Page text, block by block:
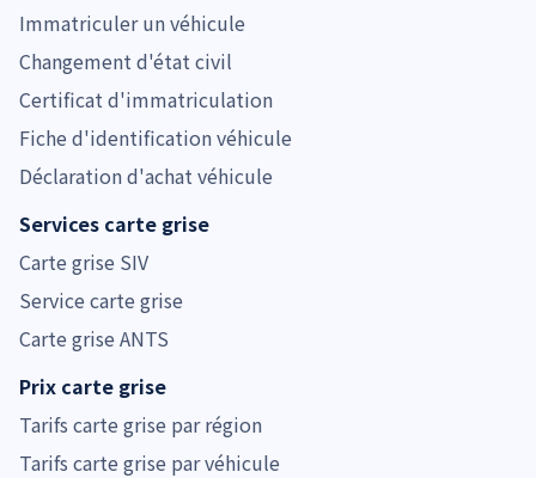
Immatriculer un véhicule
Changement d'état civil
Certificat d'immatriculation
Fiche d'identification véhicule
Déclaration d'achat véhicule
Services carte grise
Carte grise SIV
Service carte grise
Carte grise ANTS
Prix carte grise
Tarifs carte grise par région
Tarifs carte grise par véhicule